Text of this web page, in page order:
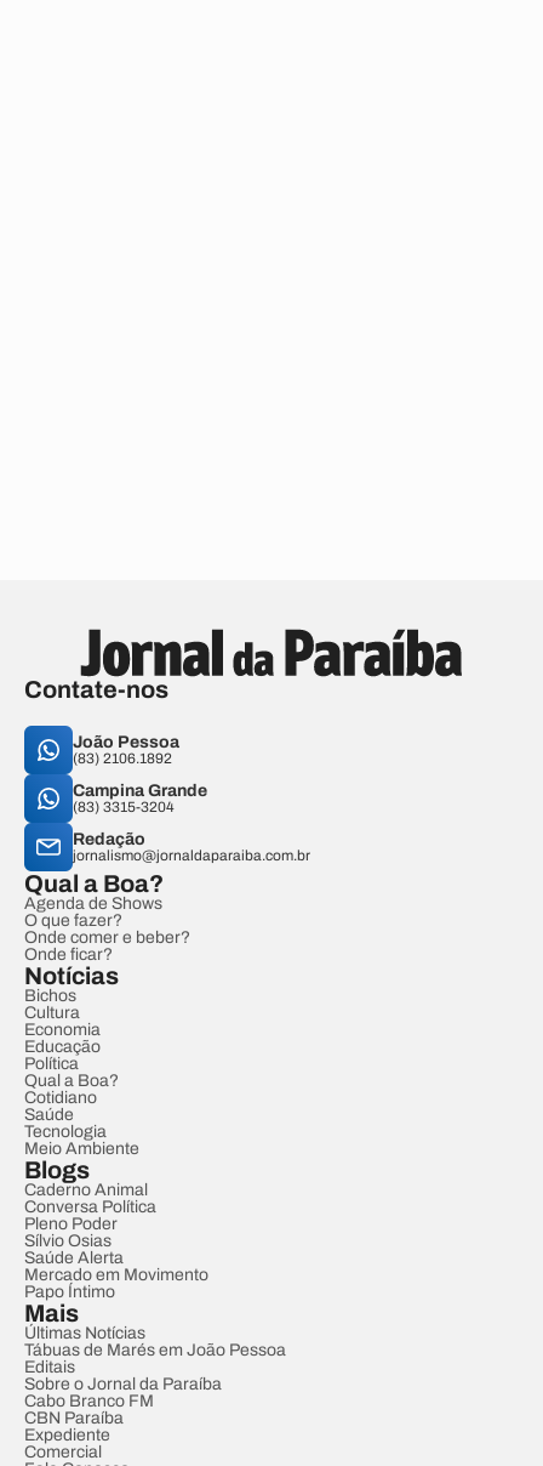
Contate-nos
João Pessoa
(83) 2106.1892
Campina Grande
(83) 3315-3204
Redação
jornalismo@jornaldaparaiba.com.br
Qual a Boa?
Agenda de Shows
O que fazer?
Onde comer e beber?
Onde ficar?
Notícias
Bichos
Cultura
Economia
Educação
Política
Qual a Boa?
Cotidiano
Saúde
Tecnologia
Meio Ambiente
Blogs
Caderno Animal
Conversa Política
Pleno Poder
Sílvio Osias
Saúde Alerta
Mercado em Movimento
Papo Íntimo
Mais
Últimas Notícias
Tábuas de Marés em João Pessoa
Editais
Sobre o Jornal da Paraíba
Cabo Branco FM
CBN Paraíba
Expediente
Comercial